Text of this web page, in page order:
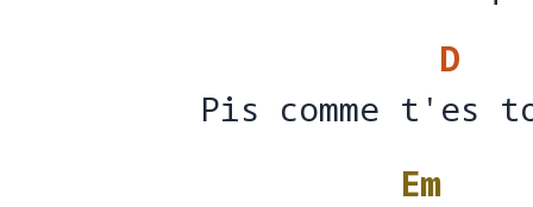
Pis comme t'
D
es
Pis comme t'es
Em